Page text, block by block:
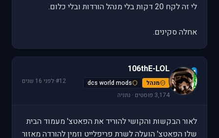
לי זה לקח 20 דקות בלי מנהל הורדות ובלי כלום.
אחלה סקינים.
1
106thE-LOL
מנהל
dcs world mods
3,174 פוסטים · נתניה
#12
·לפני 16 שנים
לאור הבקשות והקושי להוריד את הפאטצ' מעמוד הבית
שלו הפאטצ' הועלה לשרת פריפלייט וזמין להורדה מאזור